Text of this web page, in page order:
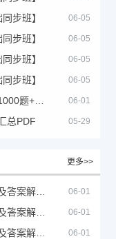
步班】 06-05
步班】 06-05
步班】 06-05
步班】 06-05
06-01
总PDF 05-29
更多>>
06-01
06-01
06-01